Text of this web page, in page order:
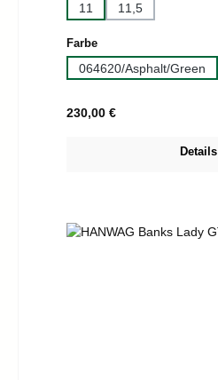
11 11,5
Farbeauswählen
064620/Asphalt/Green
Regulärer Preis:
230,00 €
Details